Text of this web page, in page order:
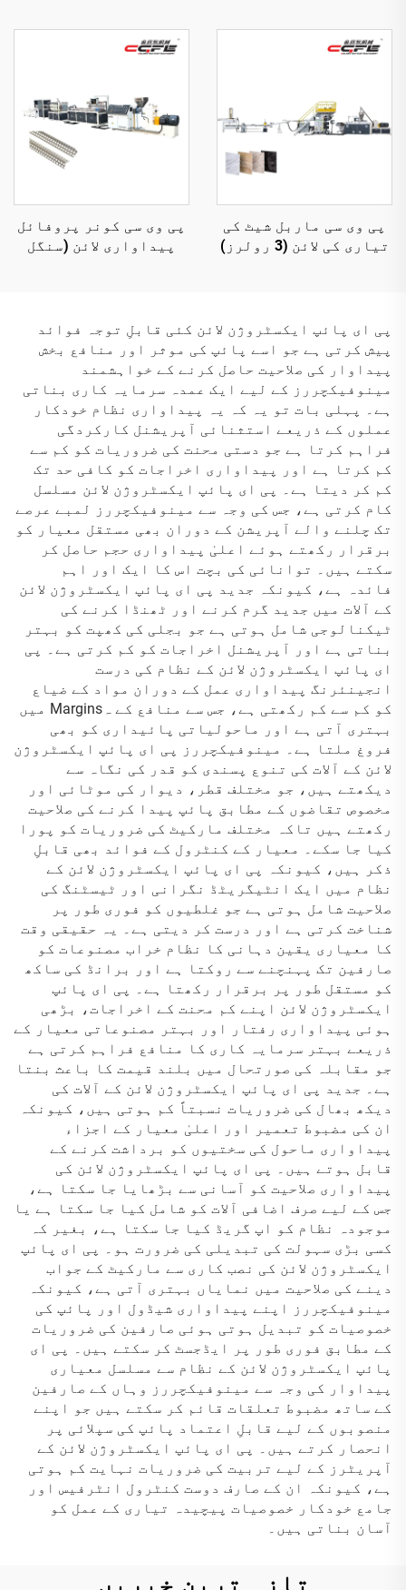
پی وی سی ماربل شیٹ کی
تیاری کی لائن (3 رولرز)
پی وی سی کونر پروفائل
پیداواری لائن (سنگل
پی ای پائپ ایکسٹروژن لائن کئی قابلِ توجہ فوائد
پیش کرتی ہے جو اسے پائپ کی موثر اور منافع بخش
پیداوار کی صلاحیت حاصل کرنے کے خواہشمند
مینوفیکچررز کے لیے ایک عمدہ سرمایہ کاری بناتی
ہے۔ پہلی بات تو یہ کہ یہ پیداواری نظام خودکار
عملوں کے ذریعے استثنائی آپریشنل کارکردگی
فراہم کرتا ہے جو دستی محنت کی ضروریات کو کم سے
کم کرتا ہے اور پیداواری اخراجات کو کافی حد تک
کم کر دیتا ہے۔ پی ای پائپ ایکسٹروژن لائن مسلسل
کام کرتی ہے، جس کی وجہ سے مینوفیکچررز لمبے عرصے
تک چلنے والے آپریشن کے دوران بھی مستقل معیار کو
برقرار رکھتے ہوئے اعلیٰ پیداواری حجم حاصل کر
سکتے ہیں۔ توانائی کی بچت اس کا ایک اور اہم
فائدہ ہے، کیونکہ جدید پی ای پائپ ایکسٹروژن لائن
کے آلات میں جدید گرم کرنے اور ٹھنڈا کرنے کی
ٹیکنالوجی شامل ہوتی ہے جو بجلی کی کھپت کو بہتر
بناتی ہے اور آپریشنل اخراجات کو کم کرتی ہے۔ پی
ای پائپ ایکسٹروژن لائن کے نظام کی درست
انجینئرنگ پیداواری عمل کے دوران مواد کے ضیاع
کو کم سے کم رکھتی ہے، جس سے منافع کے ہMargins میں
بہتری آتی ہے اور ماحولیاتی پائیداری کو بھی
فروغ ملتا ہے۔ مینوفیکچررز پی ای پائپ ایکسٹروژن
لائن کے آلات کی تنوع پسندی کو قدر کی نگاہ سے
دیکھتے ہیں، جو مختلف قطر، دیوار کی موٹائی اور
مخصوص تقاضوں کے مطابق پائپ پیدا کرنے کی صلاحیت
رکھتے ہیں تاکہ مختلف مارکیٹ کی ضروریات کو پورا
کیا جا سکے۔ معیار کے کنٹرول کے فوائد بھی قابلِ
ذکر ہیں، کیونکہ پی ای پائپ ایکسٹروژن لائن کے
نظام میں ایک انٹیگریٹڈ نگرانی اور ٹیسٹنگ کی
صلاحیت شامل ہوتی ہے جو غلطیوں کو فوری طور پر
شناخت کرتی ہے اور درست کر دیتی ہے۔ یہ حقیقی وقت
کا معیاری یقین دہانی کا نظام خراب مصنوعات کو
صارفین تک پہنچنے سے روکتا ہے اور برانڈ کی ساکھ
کو مستقل طور پر برقرار رکھتا ہے۔ پی ای پائپ
ایکسٹروژن لائن اپنے کم محنت کے اخراجات، بڑھی
ہوئی پیداواری رفتار اور بہتر مصنوعاتی معیار کے
ذریعے بہتر سرمایہ کاری کا منافع فراہم کرتی ہے
جو مقابلہ کی صورتحال میں بلند قیمت کا باعث بنتا
ہے۔ جدید پی ای پائپ ایکسٹروژن لائن کے آلات کی
دیکھ بھال کی ضروریات نسبتاً کم ہوتی ہیں، کیونکہ
ان کی مضبوط تعمیر اور اعلیٰ معیار کے اجزاء
پیداواری ماحول کی سختیوں کو برداشت کرنے کے
قابل ہوتے ہیں۔ پی ای پائپ ایکسٹروژن لائن کی
پیداواری صلاحیت کو آسانی سے بڑھایا جا سکتا ہے،
جس کے لیے صرف اضافی آلات کو شامل کیا جا سکتا ہے یا
موجودہ نظام کو اپ گریڈ کیا جا سکتا ہے، بغیر کہ
کسی بڑی سہولت کی تبدیلی کی ضرورت ہو۔ پی ای پائپ
ایکسٹروژن لائن کی نصب کاری سے مارکیٹ کے جواب
دینے کی صلاحیت میں نمایاں بہتری آتی ہے، کیونکہ
مینوفیکچررز اپنے پیداواری شیڈول اور پائپ کی
خصوصیات کو تبدیل ہوتی ہوئی صارفین کی ضروریات
کے مطابق فوری طور پر ایڈجسٹ کر سکتے ہیں۔ پی ای
پائپ ایکسٹروژن لائن کے نظام سے مسلسل معیاری
پیداوار کی وجہ سے مینوفیکچررز وہاں کے صارفین
کے ساتھ مضبوط تعلقات قائم کر سکتے ہیں جو اپنے
منصوبوں کے لیے قابلِ اعتماد پائپ کی سپلائی پر
انحصار کرتے ہیں۔ پی ای پائپ ایکسٹروژن لائن کے
آپریٹرز کے لیے تربیت کی ضروریات نہایت کم ہوتی
ہے، کیونکہ ان کے صارف دوست کنٹرول انٹرفیس اور
جامع خودکار خصوصیات پیچیدہ تیاری کے عمل کو
آسان بناتی ہیں۔